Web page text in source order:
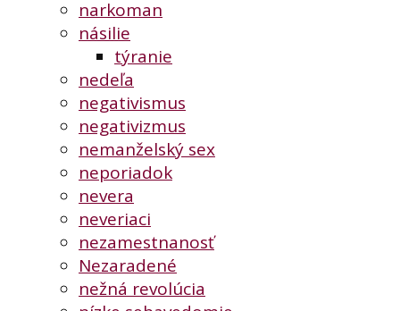
narkoman
násilie
týranie
nedeľa
negativismus
negativizmus
nemanželský sex
neporiadok
nevera
neveriaci
nezamestnanosť
Nezaradené
nežná revolúcia